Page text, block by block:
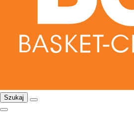
Szukaj